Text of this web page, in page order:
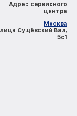
Адрес сервисного
центра
Москва
Сущёвский Вал,
5с1